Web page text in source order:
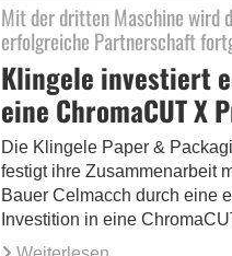
Mit der dritten Maschine wird
erfolgreiche Partnerschaft
Klingele investiert
eine ChromaCUT X
Die Klingele Paper &
festigt ihre Zusammenarbeit
Bauer Celmacch durch eine
Investition in eine